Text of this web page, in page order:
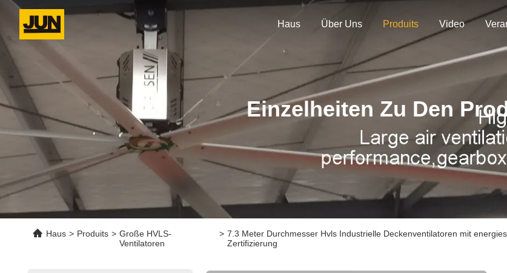
Haus Über Uns Produits Video
Einzelheiten Zu Den
Haus > Produits > Große HVLS-
Ventilatoren
> 7.3 Meter Durchmesser Hvls Industrielle Deckenventilatoren mit
Zertifizierung